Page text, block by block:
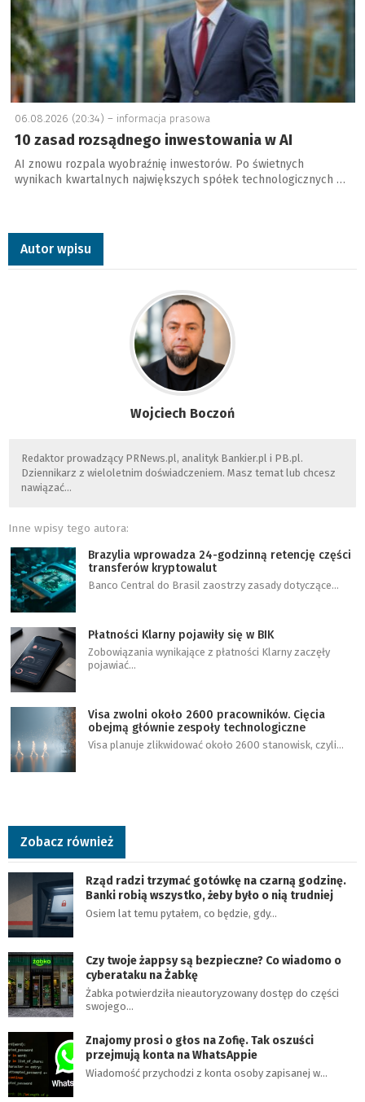
06.08.2026 (20:34) – informacja prasowa
10 zasad rozsądnego inwestowania w AI
AI znowu rozpala wyobraźnię inwestorów. Po świetnych
wynikach kwartalnych największych spółek technologicznych …
Autor wpisu
Wojciech Boczoń
Redaktor prowadzący PRNews.pl, analityk Bankier.pl i PB.pl.
Dziennikarz z wieloletnim doświadczeniem. Masz temat lub chcesz
nawiązać…
Inne wpisy tego autora:
Brazylia wprowadza 24-godzinną retencję części
transferów kryptowalut
Banco Central do Brasil zaostrzy zasady dotyczące…
Płatności Klarny pojawiły się w BIK
Zobowiązania wynikające z płatności Klarny zaczęły
pojawiać…
Visa zwolni około 2600 pracowników. Cięcia
obejmą głównie zespoły technologiczne
Visa planuje zlikwidować około 2600 stanowisk, czyli…
Zobacz również
Rząd radzi trzymać gotówkę na czarną godzinę.
Banki robią wszystko, żeby było o nią trudniej
Osiem lat temu pytałem, co będzie, gdy…
Czy twoje żappsy są bezpieczne? Co wiadomo o
cyberataku na Żabkę
Żabka potwierdziła nieautoryzowany dostęp do części
swojego…
Znajomy prosi o głos na Zofię. Tak oszuści
przejmują konta na WhatsAppie
Wiadomość przychodzi z konta osoby zapisanej w…